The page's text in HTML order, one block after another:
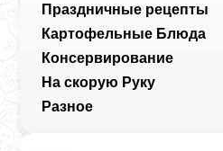
Праздничные рецепты
Картофельные Блюда
Консервирование
На скорую Руку
Разное